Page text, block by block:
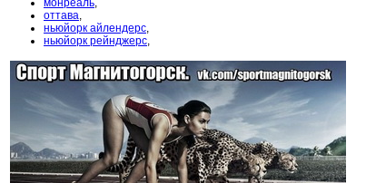
монреаль,
оттава,
ньюйорк айлендерс,
ньюйорк рейнджерс,